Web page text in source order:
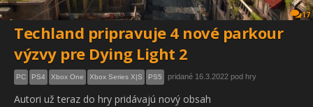
17
Techland pripravuje 4 nové parkour
výzvy pre Dying Light 2
PC PS4 Xbox One Xbox Series X|S PS5 pridané 16.3.2022 pod hry
Autori už teraz do hry pridávajú nový obsah